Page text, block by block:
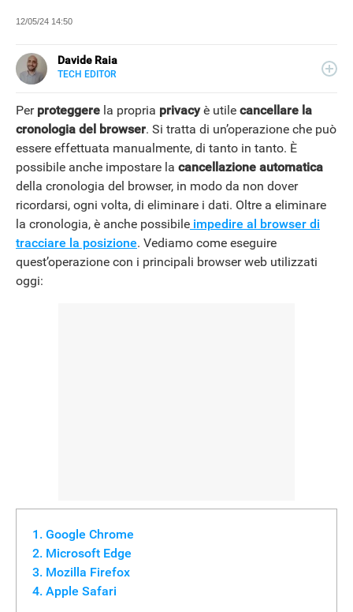
NEWS
12/05/24 14:50
Davide Raia
TECH EDITOR
editoriali italiane e si occupa principalmente di tecnologia,
in tutte le sue forme. Appassionato di viaggi, vive tra
Napoli e la Grecia.
Per proteggere la propria privacyè utile cancellare la
cronologia del browser. Si tratta di un’operazione che può
essere effettuata manualmente, di tanto in tanto. È
possibile anche impostare la cancellazione automatica
della cronologia del browser, in modo da non dover
ricordarsi, ogni volta, di eliminare i dati. Oltre a eliminare
la cronologia, è anche possibile impedire al browser di
tracciare la posizione. Vediamo come eseguire
quest’operazione con i principali browser web utilizzati
oggi:
Google Chrome
Microsoft Edge
Mozilla Firefox
Apple Safari